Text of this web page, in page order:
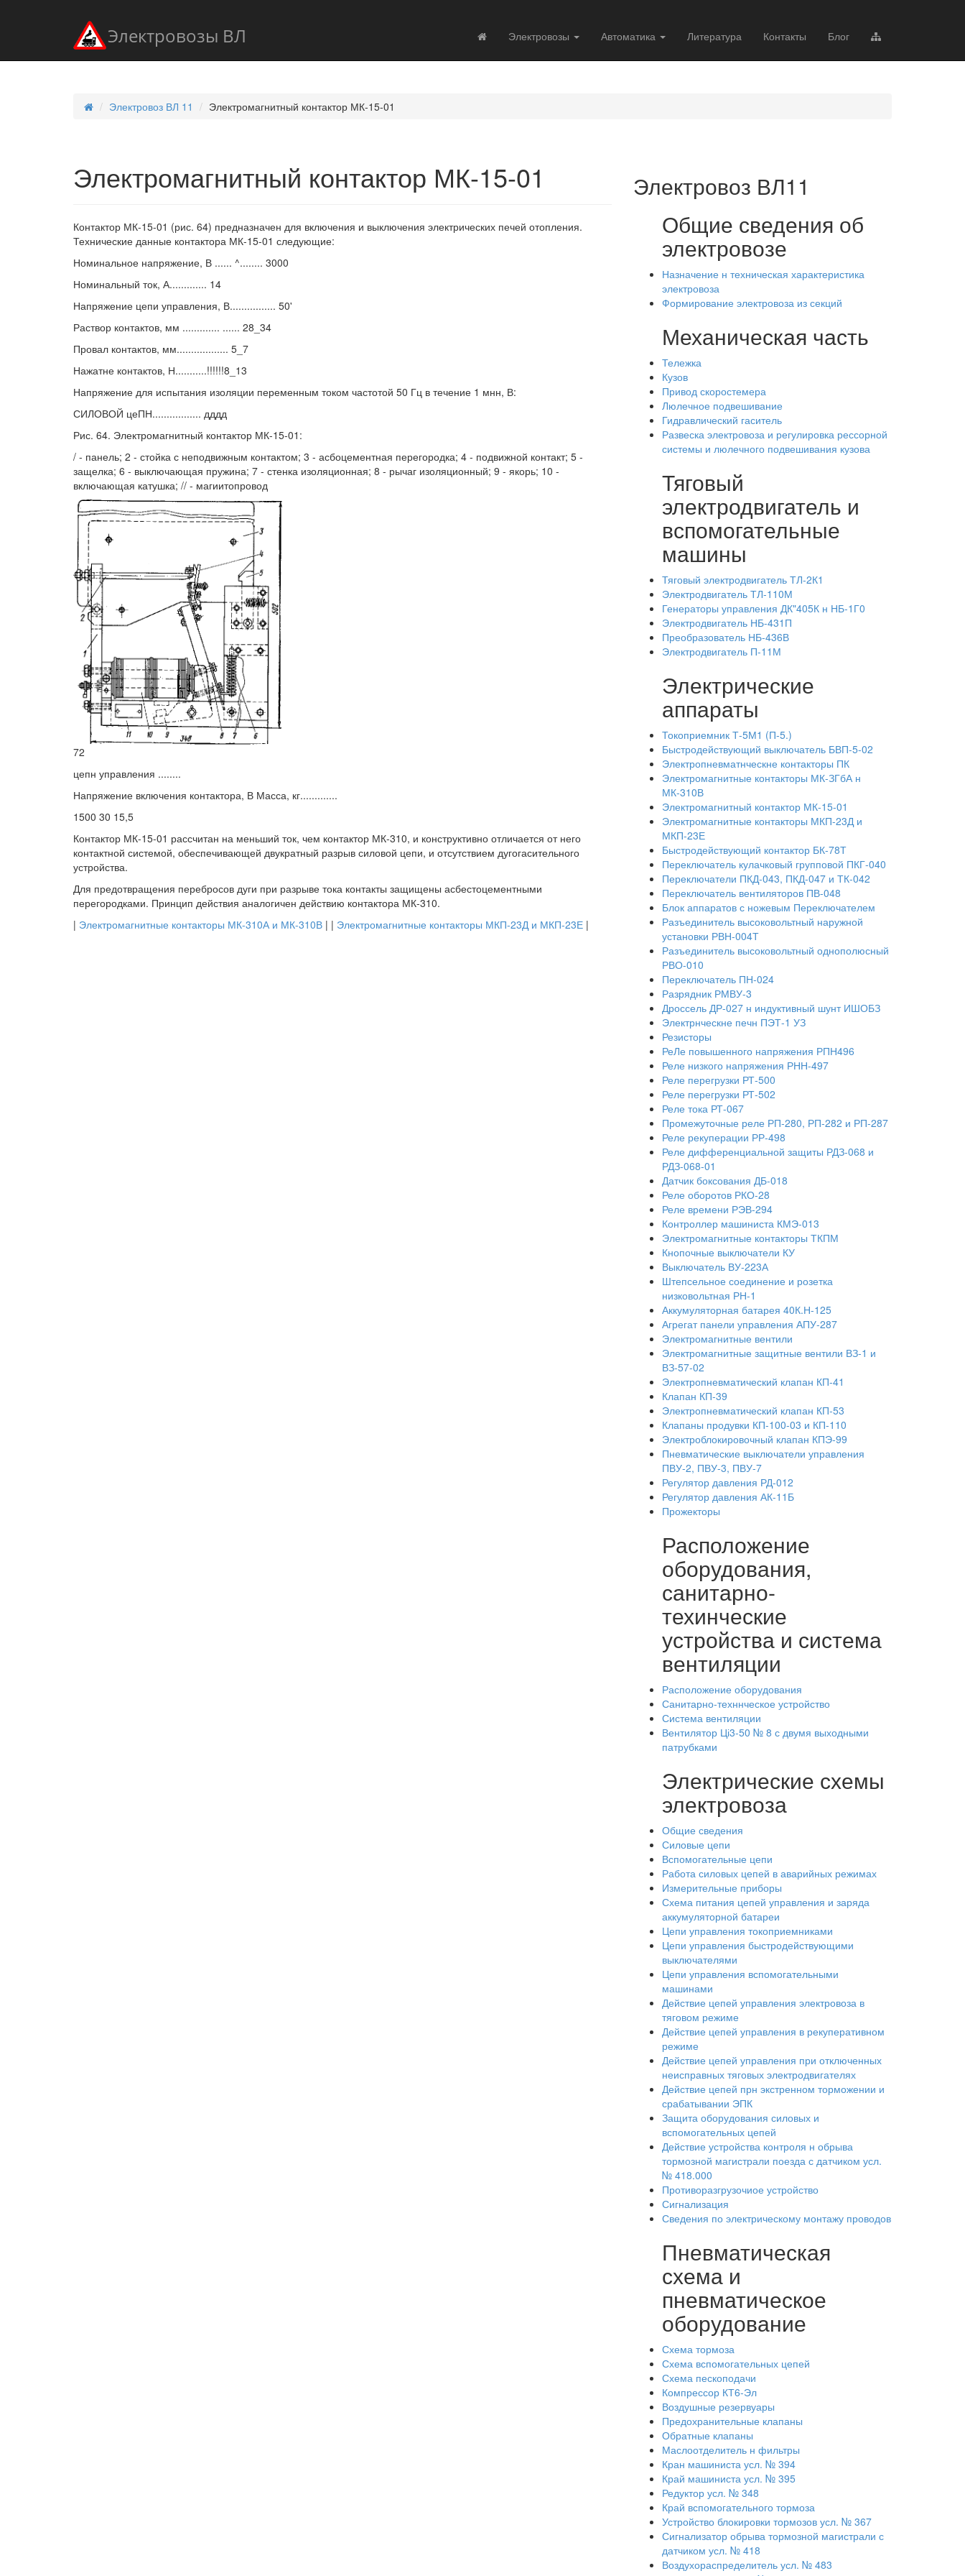
Электровозы ВЛ Электровозы Автоматика Литература Контакты Блог
Электровоз ВЛ 11 Электромагнитный контактор МК-15-01
Электромагнитный контактор МК-15-01
Контактор МК-15-01 (рис. 64) предназначен для включения и выключения электрических печей отопления.
Технические данные контактора МК-15-01 следующие:
Номинальное напряжение, В ...... ^........ 3000
Номинальный ток, А............. 14
Напряжение цепи управления, В................ 50'
Раствор контактов, мм ............. ...... 28_34
Провал контактов, мм.................. 5_7
Нажатне контактов, Н...........!!!!!!8_13
Напряжение для испытания изоляции переменным током частотой 50 Гц в течение 1 мнн, В:
СИЛОВОЙ цеПН................. дддд
Рис. 64. Электромагнитный контактор МК-15-01:
/ - панель; 2 - стойка с неподвижным контактом; 3 - асбоцементная перегородка; 4 - подвижной контакт; 5 -
защелка; 6 - выключающая пружина; 7 - стенка изоляционная; 8 - рычаг изоляционный; 9 - якорь; 10 -
включающая катушка; // - магиитопровод
72
цепн управления ........
Напряжение включения контактора, В Масса, кг.............
1500 30 15,5
Контактор МК-15-01 рассчитан на меньший ток, чем контактор МК-310, и конструктивно отличается от него
контактной системой, обеспечивающей двукратный разрыв силовой цепи, и отсутствием дугогасительного
устройства.
Для предотвращения перебросов дуги при разрыве тока контакты защищены асбестоцементными
перегородками. Принцип действия аналогичен действию контактора МК-310.
| Электромагнитные контакторы МК-310А и МК-310В | | Электромагнитные контакторы МКП-23Д и МКП-23Е |
Электровоз ВЛ11
Общие сведения об
электровозе
Назначение н техническая характеристика
электровоза
Формирование электровоза из секций
Механическая часть
Тележка
Кузов
Привод скоростемера
Люлечное подвешивание
Гидравлический гаситель
Развеска электровоза и регулировка рессорной
системы и люлечного подвешивания кузова
Тяговый
электродвигатель и
вспомогательные
машины
Тяговый электродвигатель ТЛ-2К1
Электродвигатель ТЛ-110М
Генераторы управления ДК"405К н НБ-1Г0
Электродвигатель НБ-431П
Преобразователь НБ-436В
Электродвигатель П-11М
Электрические
аппараты
Токоприемник Т-5М1 (П-5.)
Быстродействующий выключатель БВП-5-02
Электропневматнческне контакторы ПК
Электромагнитные контакторы МК-ЗГбА н
МК-310В
Электромагнитный контактор МК-15-01
Электромагнитные контакторы МКП-23Д и
МКП-23Е
Быстродействующий контактор БК-78Т
Переключатель кулачковый групповой ПКГ-040
Переключатели ПКД-043, ПКД-047 и ТК-042
Переключатель вентиляторов ПВ-048
Блок аппаратов с ножевым Переключателем
Разъединитель высоковольтный наружной
установки РВН-004Т
Разъединитель высоковольтный однополюсный
РВО-010
Переключатель ПН-024
Разрядник РМВУ-3
Дроссель ДР-027 н индуктивный шунт ИШОБЗ
Электрнческне печн ПЭТ-1 УЗ
Резисторы
РеЛе повышенного напряжения РПН496
Реле низкого напряжения РНН-497
Реле перегрузки РТ-500
Реле перегрузки РТ-502
Реле тока РТ-067
Промежуточные реле РП-280, РП-282 и РП-287
Реле рекуперации РР-498
Реле дифференциальной защиты РДЗ-068 и
РДЗ-068-01
Датчик боксования ДБ-018
Реле оборотов РКО-28
Реле времени РЭВ-294
Контроллер машиниста КМЭ-013
Электромагнитные контакторы ТКПМ
Кнопочные выключатели КУ
Выключатель ВУ-223А
Штепсельное соединение и розетка
низковольтная РН-1
Аккумуляторная батарея 40К.Н-125
Агрегат панели управления АПУ-287
Электромагнитные вентили
Электромагнитные защитные вентили ВЗ-1 и
ВЗ-57-02
Электропневматический клапан КП-41
Клапан КП-39
Электропневматический клапан КП-53
Клапаны продувки КП-100-03 и КП-110
Электроблокировочный клапан КПЭ-99
Пневматические выключатели управления
ПВУ-2, ПВУ-3, ПВУ-7
Регулятор давления РД-012
Регулятор давления АК-11Б
Прожекторы
Расположение
оборудования,
санитарно-
техинческие
устройства и система
вентиляции
Расположение оборудования
Санитарно-техннческое устройство
Система вентиляции
Вентилятор Ці3-50 № 8 с двумя выходными
патрубками
Электрические схемы
электровоза
Общие сведения
Силовые цепи
Вспомогательные цепи
Работа силовых цепей в аварийных режимах
Измерительные приборы
Схема питания цепей управления и заряда
аккумуляторной батареи
Цепи управления токоприемниками
Цепи управления быстродействующими
выключателями
Цепи управления вспомогательными
машинами
Действие цепей управления электровоза в
тяговом режиме
Действие цепей управления в рекуперативном
режиме
Действие цепей управления при отключенных
неисправных тяговых электродвигателях
Действие цепей прн экстренном торможении и
срабатывании ЭПК
Защита оборудования силовых и
вспомогательных цепей
Действие устройства контроля н обрыва
тормозной магистрали поезда с датчиком усл.
№ 418.000
Противоразгрузочиое устройство
Сигнализация
Сведения по электрическому монтажу проводов
Пневматическая
схема и
пневматическое
оборудование
Схема тормоза
Схема вспомогательных цепей
Схема пескоподачи
Компрессор КТ6-Эл
Воздушные резервуары
Предохранительные клапаны
Обратные клапаны
Маслоотделитель н фильтры
Кран машиниста усл. № 394
Край машиниста усл. № 395
Редуктор усл. № 348
Край вспомогательного тормоза
Устройство блокировки тормозов усл. № 367
Сигнализатор обрыва тормозной магистрали с
датчиком усл. № 418
Воздухораспределитель усл. № 483